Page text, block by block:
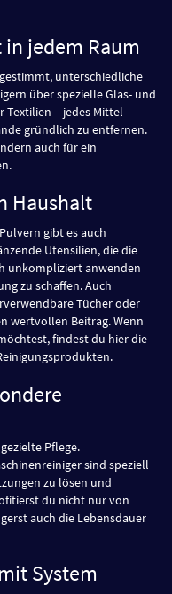
jedem Raum
unterschiedliche
über spezielle Glas- und
Textilien – jedes Mittel
gründlich zu entfernen.
auch für ein
Haushalt
gibt es auch
Utensilien, die die
unkompliziert anwenden
zu schaffen. Auch
Tücher oder
wertvollen Beitrag. Wenn
findest du hier die
Pflege.
sind speziell
zu lösen und
du nicht nur von
auch die Lebensdauer
System